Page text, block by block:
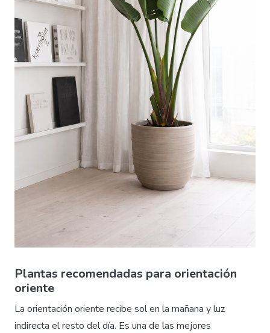
Plantas recomendadas para orientación
oriente
La orientación oriente recibe sol en la mañana y luz
indirecta el resto del día. Es una de las mejores